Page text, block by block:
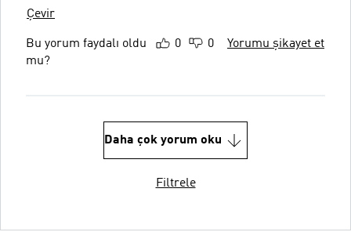
Çevir
Bu yorum faydalı oldu
mu?
0 0 Yorumu şikayet et
Daha çok yorum oku
Filtrele